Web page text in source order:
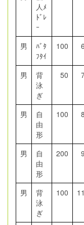
人ﾒ
ﾄﾞﾚ
ｰ
男
ﾊﾞﾀ
ﾌﾀｲ
100 6
男
背
泳
ぎ
50
男
自
由
形
100 8
男
自
由
形
200 9
男
背
泳
ぎ
100 11